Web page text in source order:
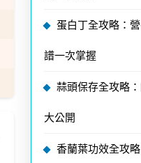
蛋白丁全攻略：
譜一次掌握
蒜頭保存全攻略
大公開
香蘭葉功效全攻